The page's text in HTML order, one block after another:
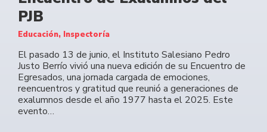
PJB
Educación, Inspectoría
El pasado 13 de junio, el Instituto Salesiano Pedro
Justo Berrío vivió una nueva edición de su Encuentro de
Egresados, una jornada cargada de emociones,
reencuentros y gratitud que reunió a generaciones de
exalumnos desde el año 1977 hasta el 2025. Este
evento…